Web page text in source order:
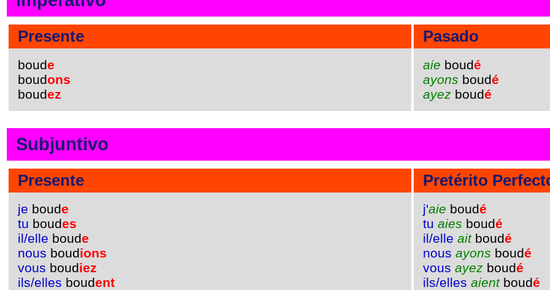
Presente
boude
boudons
boudez
Pasado
aie boudé
ayons boudé
ayez boudé
Subjuntivo
Presente
je boude
tu boudes
il/elle boude
nous boudions
vous boudiez
ils/elles boudent
Pretérito
j'aie boudé
tu aies boudé
il/elle aitboudé
nous ayons boudé
vous ayez boudé
ils/elles aientboudé